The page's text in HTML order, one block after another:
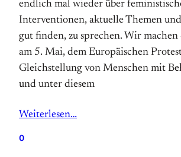
endlich mal wieder über
Interventionen, aktuelle Themen
gut finden, zu sprechen. Wir machen
am 5. Mai, dem Europäischen
Gleichstellung von Menschen mit
und unter diesem
Weiterlesen…
0